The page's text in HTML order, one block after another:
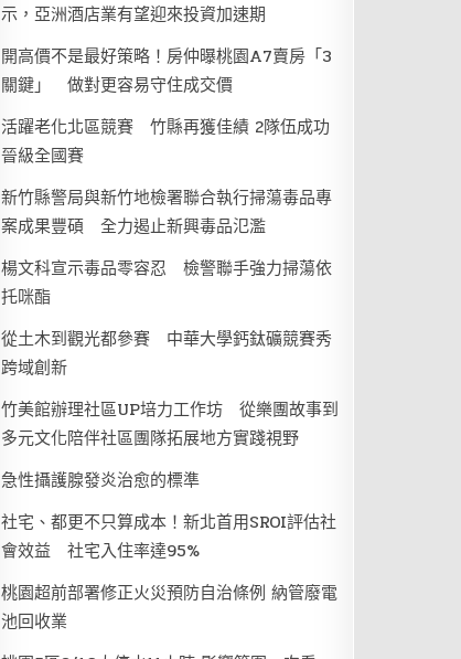
示，亞洲酒店業有望迎來投資加速期
開高價不是最好策略！房仲曝桃園A7賣房「3
關鍵」 做對更容易守住成交價
活躍老化北區競賽 竹縣再獲佳績 2隊伍成功
晉級全國賽
新竹縣警局與新竹地檢署聯合執行掃蕩毒品專
案成果豐碩 全力遏止新興毒品氾濫
楊文科宣示毒品零容忍 檢警聯手強力掃蕩依
托咪酯
從土木到觀光都參賽 中華大學鈣鈦礦競賽秀
跨域創新
竹美館辦理社區UP培力工作坊 從樂團故事到
多元文化陪伴社區團隊拓展地方實踐視野
急性攝護腺發炎治愈的標準
社宅、都更不只算成本！新北首用SROI評估社
會效益 社宅入住率達95%
桃園超前部署修正火災預防自治條例 納管廢電
池回收業